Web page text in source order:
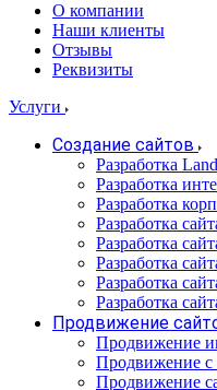
О компании
Наши клиенты
Отзывы
Реквизиты
Услуги
Создание сайтов
Разработка
Разработка
Разработка
Разработка
Разработка
Разработка
Разработка
Разработка
Продвижение
Продвижение
Продвижение с
Продвижение